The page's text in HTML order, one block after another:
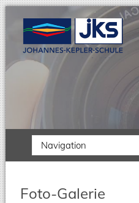
Zielseite
Foto-Galerie